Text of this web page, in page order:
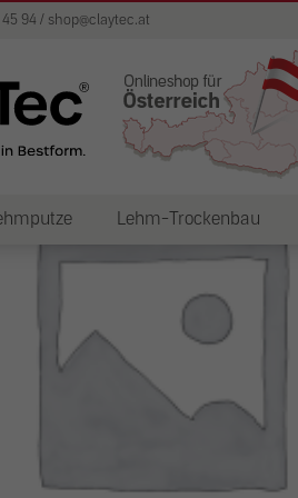
94 / shop@claytec.at
Lehm-Trockenbau